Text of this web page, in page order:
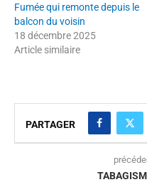
Fumée qui remonte depuis le
balcon du voisin
18 décembre 2025
Article similaire
PARTAGER